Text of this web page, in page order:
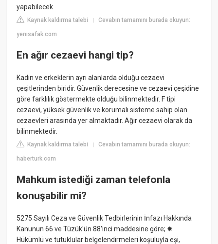
yapabilecek.
Kaynak kaldırma talebi |Cevabın tamamını burada okuyun:
yenisafak.com
En ağır cezaevi hangi tip?
Kadın ve erkeklerin ayrı alanlarda olduğu cezaevi
çeşitlerinden biridir. Güvenlik derecesine ve cezaevi çeşidine
göre farklılık göstermekte olduğu bilinmektedir. F tipi
cezaevi, yüksek güvenlik ve korumalı sisteme sahip olan
cezaevleri arasında yer almaktadır. Ağır cezaevi olarak da
bilinmektedir.
Kaynak kaldırma talebi |Cevabın tamamını burada okuyun:
haberturk.com
Mahkum istediği zaman telefonla
konuşabilir mi?
5275 Sayılı Ceza ve Güvenlik Tedbirlerinin İnfazı Hakkında
Kanunun 66 ve Tüzük'ün 88'inci maddesine göre; ✸
Hükümlü ve tutuklular belgelendirmeleri koşuluyla eşi,